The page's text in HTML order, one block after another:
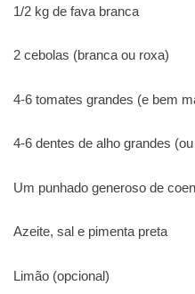
1/2 kg de fava branca
2 cebolas (branca ou roxa)
4-6 tomates grandes (e bem
4-6 dentes de alho grandes
Um punhado generoso de
Azeite, sal e pimenta preta
Limão (opcional)